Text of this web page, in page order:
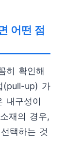
어떤 점
히 확인해
(pull-up) 가
내구성이
재의 경우,
택하는 것